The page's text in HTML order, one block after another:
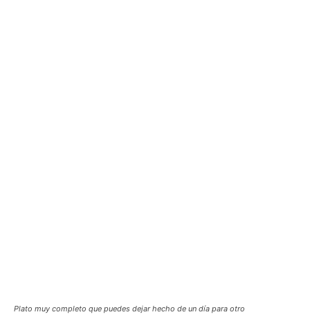
Plato muy completo que puedes dejar hecho de un día para otro